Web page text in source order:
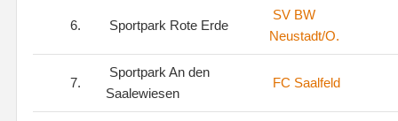
6. Sportpark Rote Erde
SV BW
Neustadt/O.
7.
Sportpark An den
Saalewiesen
FC Saalfeld